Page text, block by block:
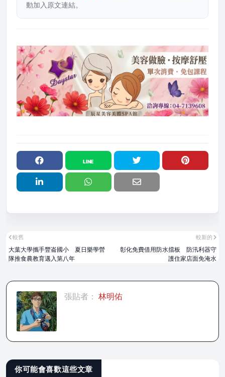
動加入原文連結。
較新的
彰化免費借用防水擋板 防汛利器守
護住家店面免淹水
較舊
大葉大學攜手豐崙國小 夏日樂學營
隊推食農教育邁入第八年
張貼者： 林明佑
你可能會喜歡這些文章